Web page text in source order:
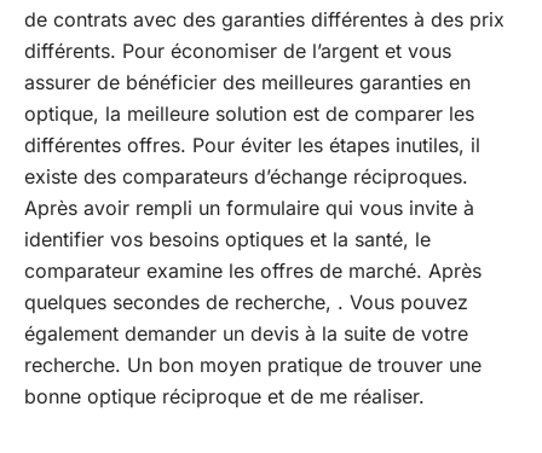
de contrats avec des garanties différentes à des prix
différents. Pour économiser de l’argent et vous
assurer de bénéficier des meilleures garanties en
optique, la meilleure solution est de comparer les
différentes offres. Pour éviter les étapes inutiles, il
existe des comparateurs d’échange réciproques.
Après avoir rempli un formulaire qui vous invite à
identifier vos besoins optiques et la santé, le
comparateur examine les offres de marché. Après
quelques secondes de recherche, . Vous pouvez
également demander un devis à la suite de votre
recherche. Un bon moyen pratique de trouver une
bonne optique réciproque et de me réaliser.